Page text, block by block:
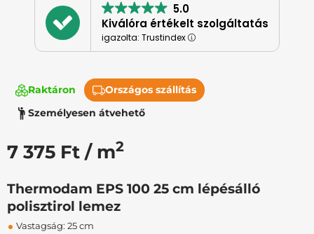
5.0
Kiválóra értékelt szolgáltatás
igazolta: Trustindex
Raktáron
Országos szállítás
Személyesen átvehető
7 375 Ft / m2
Thermodam EPS 100 25 cm lépésálló
polisztirol lemez
Vastagság: 25 cm